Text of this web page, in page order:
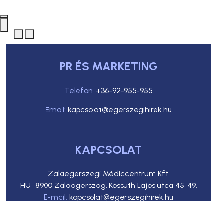
PR ÉS MARKETING
Telefon: +36-92-955-955
Email: kapcsolat@egerszegihirek.hu
KAPCSOLAT
Zalaegerszegi Médiacentrum Kft.
HU–8900 Zalaegerszeg, Kossuth Lajos utca 45-49.
E-mail: kapcsolat@egerszegihirek.hu